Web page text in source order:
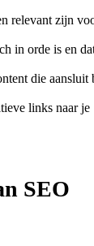
relevant zijn
in orde is en
die aansluit
links naar je
SEO